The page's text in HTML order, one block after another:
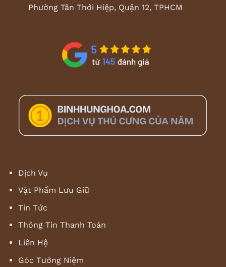
Phường Tân Thới Hiệp, Quận 12, TPHCM
Dịch Vụ
Vật Phẩm Lưu Giữ
Tin Tức
Thông Tin Thanh Toán
Liên Hệ
Góc Tưởng Niệm